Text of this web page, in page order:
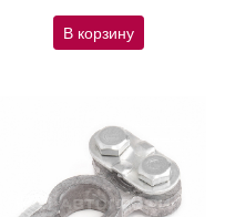
В корзину